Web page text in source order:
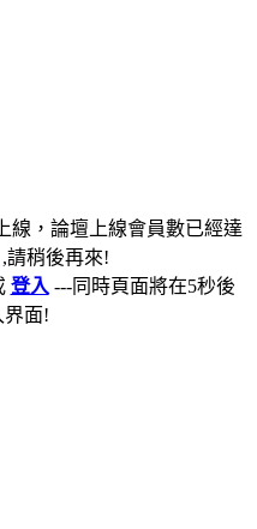
線，論壇上線會員數已經達
請稍後再來!
登入 ---同時頁面將在5秒後
界面!